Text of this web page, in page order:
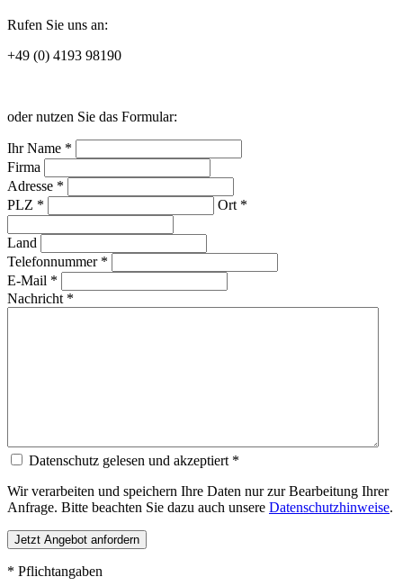
Rufen Sie uns an:
+49 (0) 4193 98190
oder nutzen Sie das Formular:
Ihr Name *
Firma
Adresse *
PLZ *
Ort *
Land
Telefonnummer *
E-Mail *
Nachricht *
Datenschutz gelesen und akzeptiert *
Wir verarbeiten und speichern Ihre Daten nur zur Bearbeitung Ihrer
Anfrage. Bitte beachten Sie dazu auch unsere Datenschutzhinweise.
* Pflichtangaben